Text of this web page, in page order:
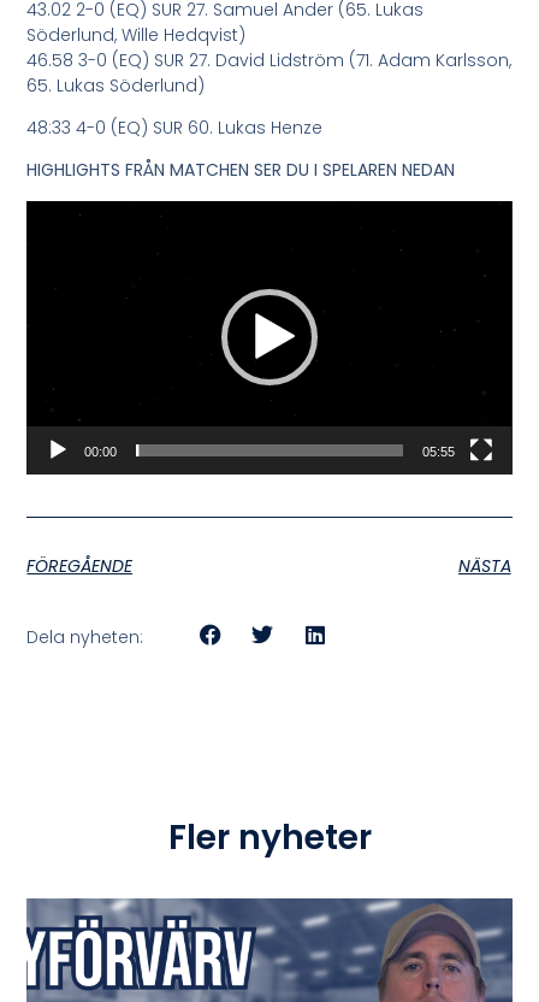
43.02 2-0 (EQ) SUR 27. Samuel Ander (65. Lukas
Söderlund, Wille Hedqvist)
46.58 3-0 (EQ) SUR 27. David Lidström (71. Adam Karlsson,
65. Lukas Söderlund)
48:33 4-0 (EQ) SUR 60. Lukas Henze
HIGHLIGHTS FRÅN MATCHEN SER DU I SPELAREN NEDAN
Videospelare
00:00 05:55
FÖREGÅENDE NÄSTA
Dela nyheten:
Fler nyheter